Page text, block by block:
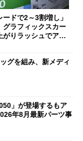
ードで2～3割増し」
ラフィックスカー
がりラッシュでアキ
グを組み、新メディ
」が登場するもア
年8月最新パーツ事